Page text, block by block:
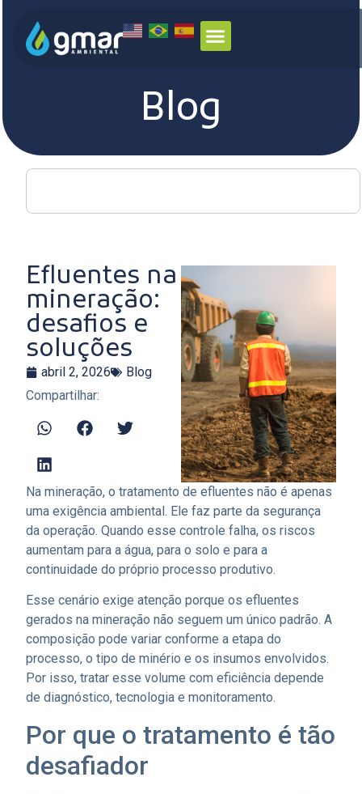
Blog
Efluentes na
mineração:
desafios e
soluções
abril 2, 2026
Blog
Compartilhar:
Na mineração, o tratamento de efluentes não é apenas
uma exigência ambiental. Ele faz parte da segurança
da operação. Quando esse controle falha, os riscos
aumentam para a água, para o solo e para a
continuidade do próprio processo produtivo.
Esse cenário exige atenção porque os efluentes
gerados na mineração não seguem um único padrão. A
composição pode variar conforme a etapa do
processo, o tipo de minério e os insumos envolvidos.
Por isso, tratar esse volume com eficiência depende
de diagnóstico, tecnologia e monitoramento.
Por que o tratamento é tão
desafiador